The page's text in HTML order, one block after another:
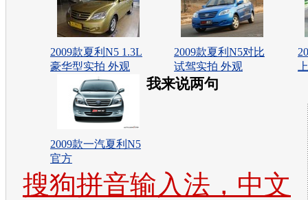
2009款夏利N5 1.3L
豪华型实拍 外观
2009款夏利N5对比
试驾实拍 外观
2009款一汽夏利N5
官方
我来说两句
搜狗拼音输入法，中文